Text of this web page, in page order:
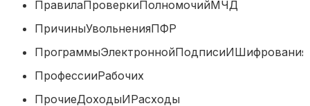
ПричиныУвольненияПФР
ПрофессииРабочих
ПрочиеДоходыИРасходы